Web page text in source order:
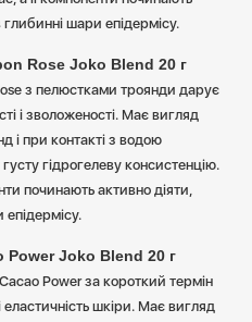
шари епідермісу.
Rose Joko Blend 20 г
з пелюстками троянди дарує
і зволоженості. Має вигляд
і при контакті з водою
гідрогелеву консистенцію.
починають активно діяти,
Power Joko Blend 20 г
Power за короткий термін
еластичність шкіри. Має вигляд